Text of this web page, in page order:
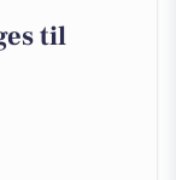
til